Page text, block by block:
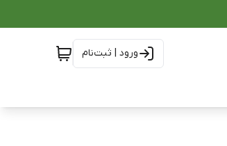
ورود | ثبت‌نام